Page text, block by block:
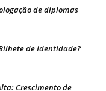
de diplomas
de Identidade?
Crescimento de